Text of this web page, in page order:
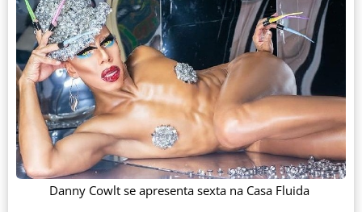
Danny Cowlt se apresenta sexta na Casa Fluida